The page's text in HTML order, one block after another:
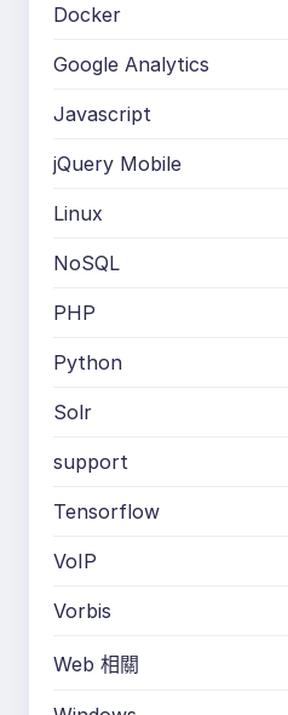
Docker
Google Analytics
Javascript
jQuery Mobile
Linux
NoSQL
PHP
Python
Solr
support
Tensorflow
VoIP
Vorbis
Web 相關